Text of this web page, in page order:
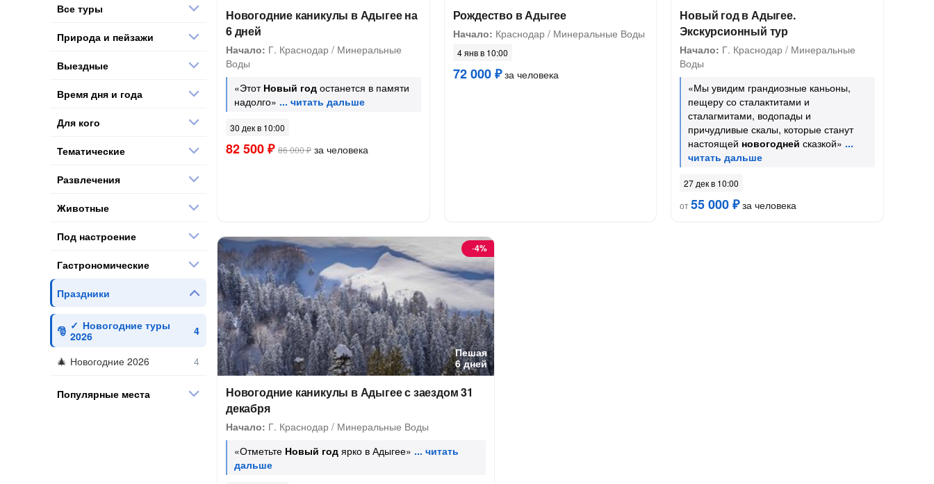
Новогодние каникулы в Адыгее на
6 дней
Начало: Г. Краснодар / Минеральные
Воды
«Этот Новый год останется в памяти
надолго»
30 дек в 10:00
82 500 ₽ 86 000 ₽ за человека
Рождество в Адыгее
Начало: Краснодар / Минеральные Воды
4 янв в 10:00
72 000 ₽за человека
Новый год в Адыгее.
Экскурсионный тур
Начало: Г. Краснодар / Минеральные
Воды
«Мы увидим грандиозные каньоны,
пещеру со сталактитами и
сталагмитами, водопады и
причудливые скалы, которые станут
настоящей новогодней сказкой»
27 дек в 10:00
от55 000 ₽за человека
Пешая
6 дней
-4%
Новогодние каникулы в Адыгее с заездом 31
декабря
Начало: Г. Краснодар / Минеральные Воды
«Отметьте Новый год ярко в Адыгее»
Все туры
Природа и пейзажи
Выездные
Время дня и года
Для кого
Тематические
Развлечения
Животные
Под настроение
Гастрономические
Праздники
Новогодние туры
2026
Новогодние 2026
Популярные места